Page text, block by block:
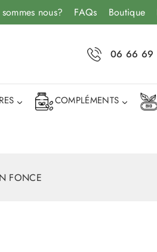
nous? FAQs Boutique
06 66 69
COMPLÉMENTS
FONCE